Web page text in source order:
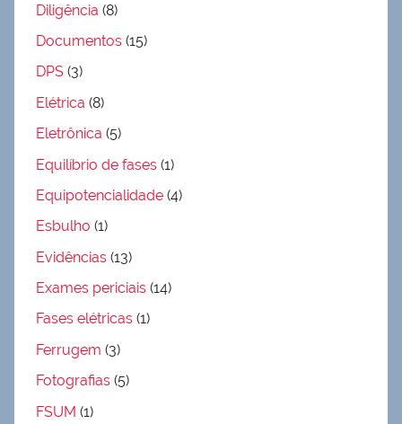
Diligência (8)
Documentos (15)
DPS (3)
Elétrica (8)
Eletrônica (5)
Equilíbrio de fases (1)
Equipotencialidade (4)
Esbulho (1)
Evidências (13)
Exames periciais (14)
Fases elétricas (1)
Ferrugem (3)
Fotografias (5)
FSUM (1)